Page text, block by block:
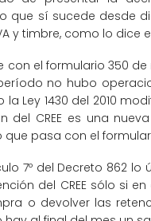
que sí sucede desde
y timbre, como lo dice
con el formulario 350
no hubo
la Ley 1430 del 2010
del CREE es una
que pasa con el
7º del Decreto 862
del CREE sólo si
o devolver las